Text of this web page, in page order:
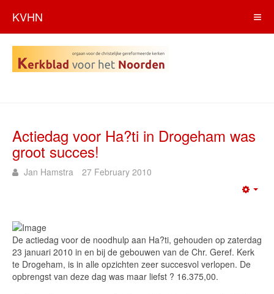
KVHN
Actiedag voor Ha?ti in Drogeham was
groot succes!
Jan Hamstra 27 February 2010
De actiedag voor de noodhulp aan Ha?ti, gehouden op zaterdag
23 januari 2010 in en bij de gebouwen van de Chr. Geref. Kerk
te Drogeham, is in alle opzichten zeer succesvol verlopen. De
opbrengst van deze dag was maar liefst ? 16.375,00.